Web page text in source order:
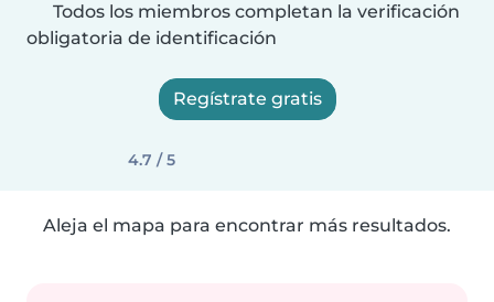
Todos los miembros completan la verificación
obligatoria de identificación
Regístrate gratis
4.7 / 5
Aleja el mapa para encontrar más resultados.